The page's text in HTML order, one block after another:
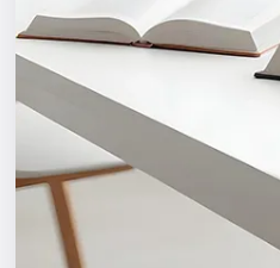
Артисты
Рейтинги